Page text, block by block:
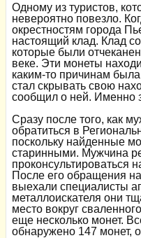
Одному из туристов,
невероятно повезло.
окрестностям города
настоящий клад. Клад
которые были
веке. Эти монеты
каким-то причинам
стал скрывать свою
сообщил о ней. Именно
Сразу после того, как
обратиться в
поскольку найденные
старинными. Мужчина
проконсультироваться
После его обращения
выехали специалисты
металлоискателя они
место вокруг
еще несколько монет.
обнаружено 147 монет,